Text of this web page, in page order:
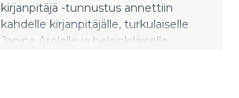
kirjanpitäjä -tunnustus annettiin
kahdelle kirjanpitäjälle, turkulaiselle
Janina Arolalle ja helsinkiläiselle